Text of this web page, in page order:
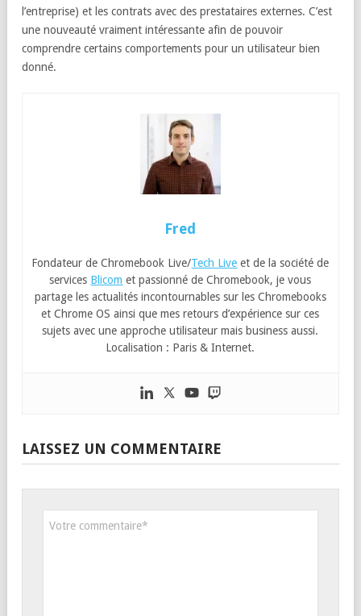
l’entreprise) et les contrats avec des prestataires externes. C’est
une nouveauté vraiment intéressante afin de pouvoir
comprendre certains comportements pour un utilisateur bien
donné.
Fred
Fondateur de Chromebook Live/Tech Live et de la société de
services Blicom et passionné de Chromebook, je vous
partage les actualités incontournables sur les Chromebooks
et Chrome OS ainsi que mes retours d’expérience sur ces
sujets avec une approche utilisateur mais business aussi.
Localisation : Paris & Internet.
LAISSEZ UN COMMENTAIRE